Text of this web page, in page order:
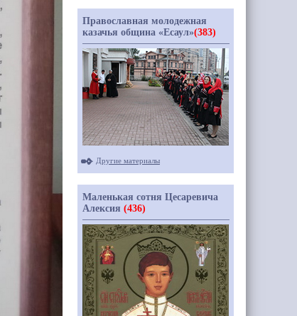
Православная молодежная
казачья община «Есаул»(383)
Другие материалы
Маленькая сотня Цесаревича
Алексия (436)